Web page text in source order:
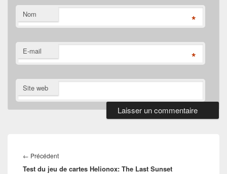
Nom *
E-mail *
Site web
de
l’article
← PrécédentArticle
précédent :
Test du jeu de cartes Helionox: The Last Sunset